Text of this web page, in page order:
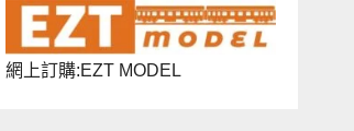
網上訂購:EZT MODEL